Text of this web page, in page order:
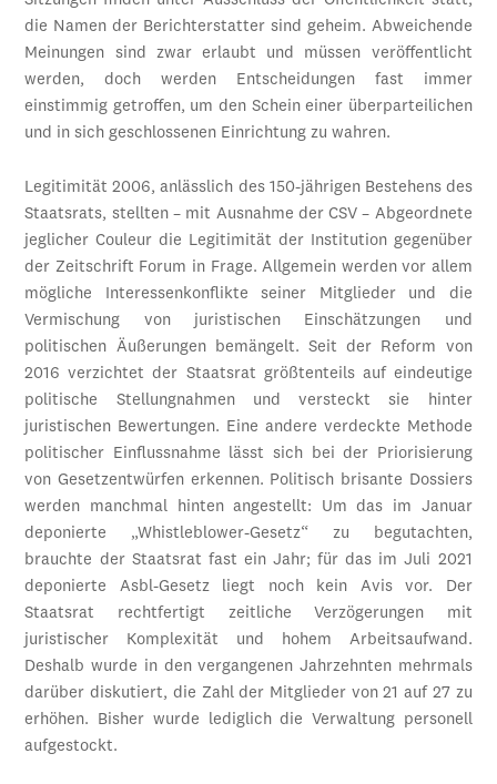
die Namen der Berichterstatter sind geheim. Abweichende
Meinungen sind zwar erlaubt und müssen veröffentlicht
werden, doch werden Entscheidungen fast immer
einstimmig getroffen, um den Schein einer überparteilichen
und in sich geschlossenen Einrichtung zu wahren.
Legitimität 2006, anlässlich des 150-jährigen Bestehens des
Staatsrats, stellten – mit Ausnahme der CSV – Abgeordnete
jeglicher Couleur die Legitimität der Institution gegenüber
der Zeitschrift Forum in Frage. Allgemein werden vor allem
mögliche Interessenkonflikte seiner Mitglieder und die
Vermischung von juristischen Einschätzungen und
politischen Äußerungen bemängelt. Seit der Reform von
2016 verzichtet der Staatsrat größtenteils auf eindeutige
politische Stellungnahmen und versteckt sie hinter
juristischen Bewertungen. Eine andere verdeckte Methode
politischer Einflussnahme lässt sich bei der Priorisierung
von Gesetzentwürfen erkennen. Politisch brisante Dossiers
werden manchmal hinten angestellt: Um das im Januar
deponierte „Whistleblower-Gesetz“ zu begutachten,
brauchte der Staatsrat fast ein Jahr; für das im Juli 2021
deponierte Asbl-Gesetz liegt noch kein Avis vor. Der
Staatsrat rechtfertigt zeitliche Verzögerungen mit
juristischer Komplexität und hohem Arbeitsaufwand.
Deshalb wurde in den vergangenen Jahrzehnten mehrmals
darüber diskutiert, die Zahl der Mitglieder von 21 auf 27 zu
erhöhen. Bisher wurde lediglich die Verwaltung personell
aufgestockt.